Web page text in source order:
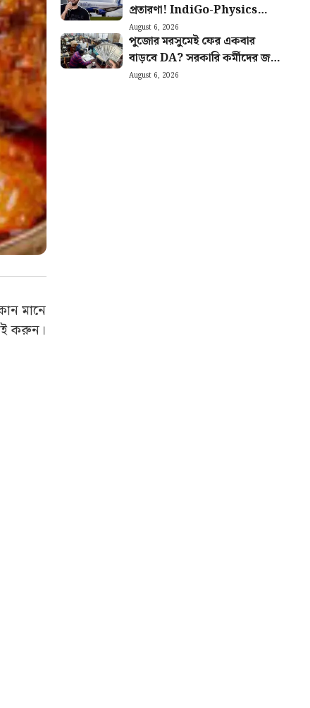
মানে
করুন।
প্রতারণা! IndiGo-Physics
Wallah সহ ৯ টি সংস্থাকে
জরিমানা কেন্দ্রের
August 6, 2026
পুজোর মরসুমেই ফের একবার
বাড়বে DA? সরকারি কর্মীদের জন্য
বিরাট আপডেট
August 6, 2026